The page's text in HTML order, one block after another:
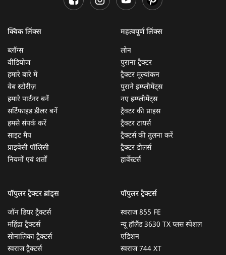
क्विक लिंक्स
ब्लॉग्स
वीडियोज
हमारे बारे में
वेब स्टोरीज़
हमारे पार्टनर बनें
सर्टिफाइड डीलर बनें
हमसे संपर्क करें
साइट मैप
प्राइवेसी पॉलिसी
नियमों एवं शर्तों
महत्वपूर्ण लिंक्स
लोन
पुराना ट्रैक्टर
ट्रैक्टर मूल्यांकन
पुराने इम्प्लीमेंट्स
नए इम्प्लीमेंट्स
ट्रैक्टर की प्राइस
ट्रैक्टर टायर्स
ट्रैक्टर्स की तुलना करें
ट्रैक्टर डीलर्स
हार्वेस्टर्स
पॉपुलर ट्रैक्टर ब्रांड्स
जॉन डियर ट्रैक्टर्स
महिंद्रा ट्रैक्टर्स
सोनालिका ट्रैक्टर्स
स्वराज ट्रैक्टर्स
पॉपुलर ट्रैक्टर्स
स्वराज 855 FE
न्यू हॉलैंड 3630 TX प्लस स्पेशल
एडिशन
स्वराज 744 XT